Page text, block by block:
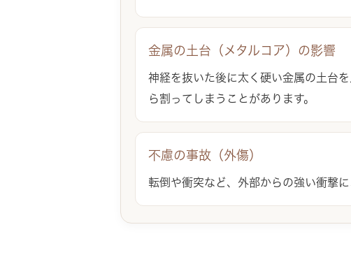
金属の土台（メタルコア）の影響
神経を抜いた後に太く硬い金属の土台
ら割ってしまうことがあります。
不慮の事故（外傷）
転倒や衝突など、外部からの強い衝撃